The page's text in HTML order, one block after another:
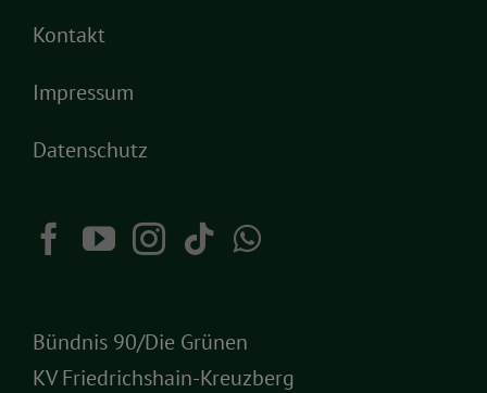
Kontakt
Impressum
Datenschutz
Bündnis 90/Die Grünen
KV Friedrichshain-Kreuzberg